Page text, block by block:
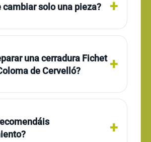
cambiar solo una pieza?
una cerradura Fichet
de Cervelló?